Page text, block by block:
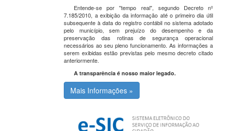
Entende-se por "tempo real", segundo Decreto nº
7.185/2010, a exibição da informação até o primeiro dia útil
subsequente à data do registro contábil no sistema adotado
pelo município, sem prejuízo do desempenho e da
preservação das rotinas de segurança operacional
necessários ao seu pleno funcionamento. As informações a
serem exibidas estão previstas pelo mesmo decreto citado
anteriormente.
A transparência é nosso maior legado.
Mais Informações »